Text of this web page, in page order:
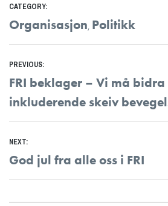
CATEGORY:
Organisasjon, Politikk
Innleggsnavigasjon
PREVIOUS:
Previous
post:
FRI beklager – Vi må
inkluderende skeiv
NEXT:
Next
post:
God jul fra alle oss i FRI